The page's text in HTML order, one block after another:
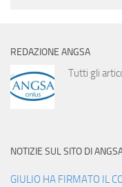
REDAZIONE ANGSA
Tutti gli
NOTIZIE SUL SITO DI
GIULIO HA FIRMATO IL